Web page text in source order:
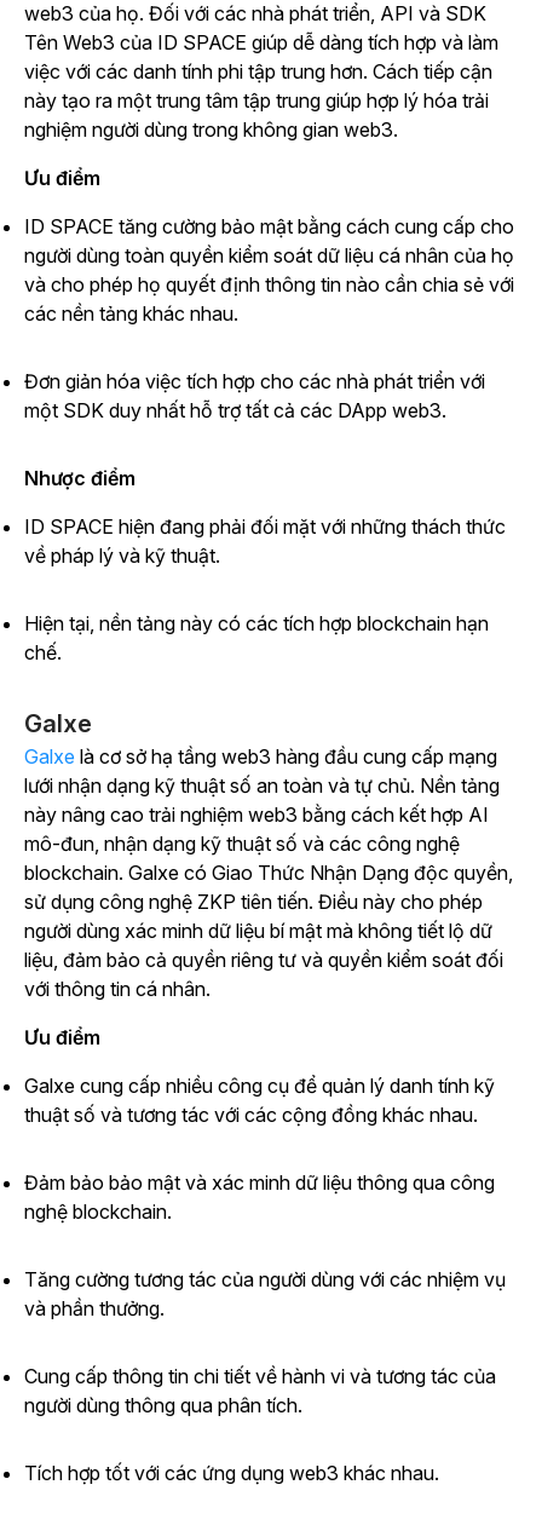
web3 của họ. Đối với các nhà phát triển, API và SDK
Tên Web3 của ID SPACE giúp dễ dàng tích hợp và làm
việc với các danh tính phi tập trung hơn. Cách tiếp cận
này tạo ra một trung tâm tập trung giúp hợp lý hóa trải
nghiệm người dùng trong không gian web3.
Ưu điểm
ID SPACE tăng cường bảo mật bằng cách cung cấp cho
người dùng toàn quyền kiểm soát dữ liệu cá nhân của họ
và cho phép họ quyết định thông tin nào cần chia sẻ với
các nền tảng khác nhau.
Đơn giản hóa việc tích hợp cho các nhà phát triển với
một SDK duy nhất hỗ trợ tất cả các DApp web3.
Nhược điểm
ID SPACE hiện đang phải đối mặt với những thách thức
về pháp lý và kỹ thuật.
Hiện tại, nền tảng này có các tích hợp blockchain hạn
chế.
Galxe
Galxe là cơ sở hạ tầng web3 hàng đầu cung cấp mạng
lưới nhận dạng kỹ thuật số an toàn và tự chủ. Nền tảng
này nâng cao trải nghiệm web3 bằng cách kết hợp AI
mô-đun, nhận dạng kỹ thuật số và các công nghệ
blockchain. Galxe có Giao Thức Nhận Dạng độc quyền,
sử dụng công nghệ ZKP tiên tiến. Điều này cho phép
người dùng xác minh dữ liệu bí mật mà không tiết lộ dữ
liệu, đảm bảo cả quyền riêng tư và quyền kiểm soát đối
với thông tin cá nhân.
Ưu điểm
Galxe cung cấp nhiều công cụ để quản lý danh tính kỹ
thuật số và tương tác với các cộng đồng khác nhau.
Đảm bảo bảo mật và xác minh dữ liệu thông qua công
nghệ blockchain.
Tăng cường tương tác của người dùng với các nhiệm vụ
và phần thưởng.
Cung cấp thông tin chi tiết về hành vi và tương tác của
người dùng thông qua phân tích.
Tích hợp tốt với các ứng dụng web3 khác nhau.